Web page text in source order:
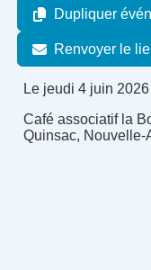
Dupliquer
Renvoyer le
Le jeudi 4 juin
Café associatif la
Quinsac, Nouvelle-